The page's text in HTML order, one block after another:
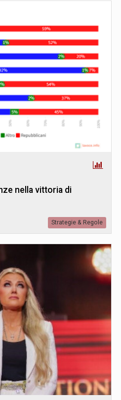
nella vittoria di
Strategie & Regole